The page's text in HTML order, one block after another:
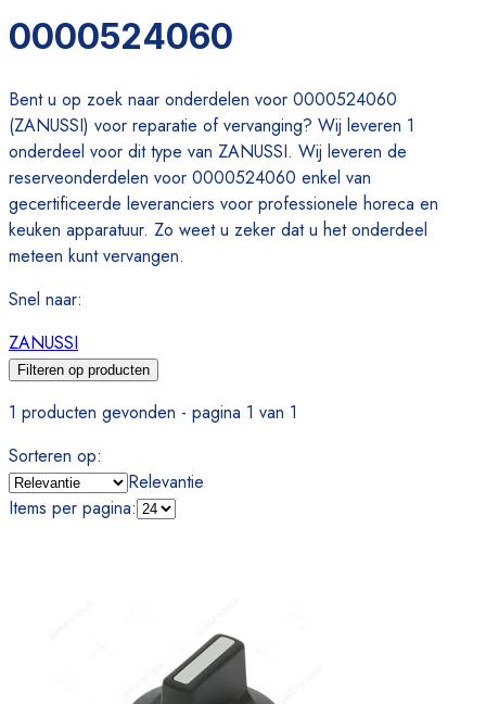
AR170 (97640132)(1)
0000524060
Bent u op zoek naar onderdelen voor 0000524060
(ZANUSSI) voor reparatie of vervanging? Wij leveren 1
onderdeel voor dit type van ZANUSSI. Wij leveren de
reserveonderdelen voor 0000524060 enkel van
gecertificeerde leveranciers voor professionele horeca en
keuken apparatuur. Zo weet u zeker dat u het onderdeel
meteen kunt vervangen.
Snel naar:
ZANUSSI
Filteren op producten
1 producten gevonden - pagina 1 van 1
Sorteren op:
Relevantie
Items per pagina: